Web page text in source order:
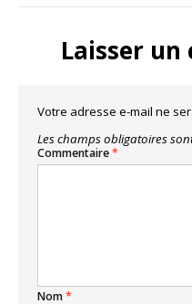
Laisser
Votre adresse e-mail ne
Les champs obligatoires
Commentaire*
Nom*